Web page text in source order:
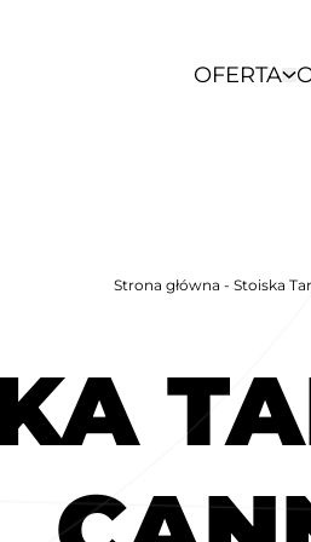
OFERTA
Strona główna - Stoiska